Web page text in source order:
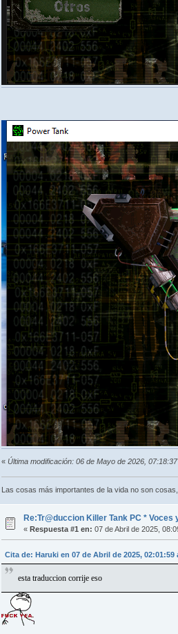
« Última modificación: 06 de Mayo de 2026,
Las cosas más importantes de la vida no son
Re:Tr@duccion Killer Tank PC * Voces
«Respuesta #1 en: 07 de Abril de 2025,
Cita de: Haruki en 07 de Abril de 2025, 02:01:59
esta traduccion corrije eso